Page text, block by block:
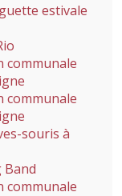
estivale
communale
communale
souris à
Band
communale